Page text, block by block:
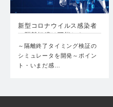
新型コロナウイルス感染者
の隔離短縮は可能か？
～隔離終了タイミング検証の
シミュレータを開発～ポイン
ト・いまだ感…